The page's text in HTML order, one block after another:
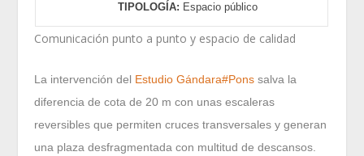
TIPOLOGÍA: Espacio público
Comunicación punto a punto y espacio de calidad
La intervención del Estudio Gándara#Pons salva la
diferencia de cota de 20 m con unas escaleras
reversibles que permiten cruces transversales y generan
una plaza desfragmentada con multitud de descansos.